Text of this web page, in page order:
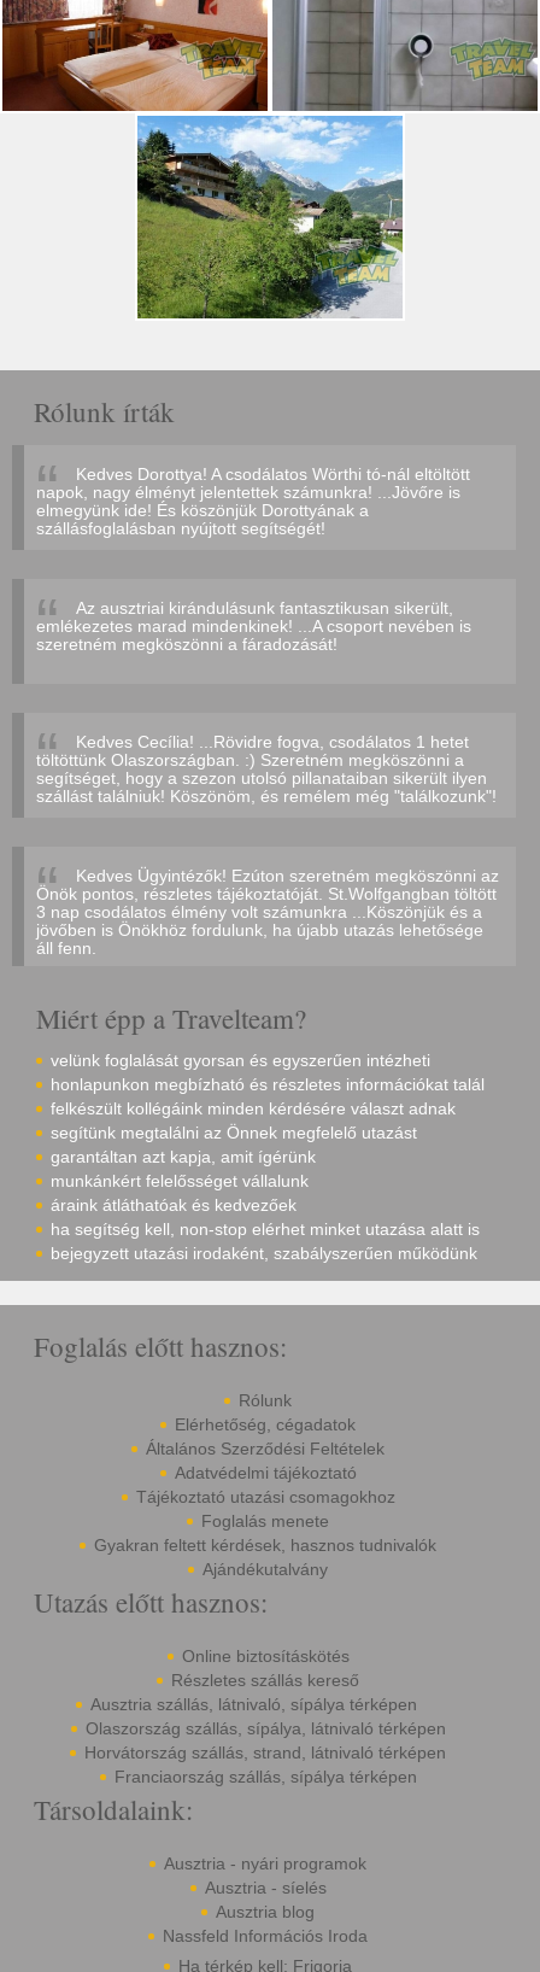
Rólunk írták
Kedves Dorottya! A csodálatos Wörthi tó-nál eltöltött
napok, nagy élményt jelentettek számunkra! ...Jövőre is
elmegyünk ide! És köszönjük Dorottyának a
szállásfoglalásban nyújtott segítségét!
Az ausztriai kirándulásunk fantasztikusan sikerült,
emlékezetes marad mindenkinek! ...A csoport nevében is
szeretném megköszönni a fáradozását!
Kedves Cecília! ...Rövidre fogva, csodálatos 1 hetet
töltöttünk Olaszországban. :) Szeretném megköszönni a
segítséget, hogy a szezon utolsó pillanataiban sikerült ilyen
szállást találniuk! Köszönöm, és remélem még "találkozunk"!
Kedves Ügyintézők! Ezúton szeretném megköszönni az
Önök pontos, részletes tájékoztatóját. St.Wolfgangban töltött
3 nap csodálatos élmény volt számunkra ...Köszönjük és a
jövőben is Önökhöz fordulunk, ha újabb utazás lehetősége
áll fenn.
Miért épp a Travelteam?
velünk foglalását gyorsan és egyszerűen intézheti
honlapunkon megbízható és részletes információkat talál
felkészült kollégáink minden kérdésére választ adnak
segítünk megtalálni az Önnek megfelelő utazást
garantáltan azt kapja, amit ígérünk
munkánkért felelősséget vállalunk
áraink átláthatóak és kedvezőek
ha segítség kell, non-stop elérhet minket utazása alatt is
bejegyzett utazási irodaként, szabályszerűen működünk
Foglalás előtt hasznos:
Rólunk
Elérhetőség, cégadatok
Általános Szerződési Feltételek
Adatvédelmi tájékoztató
Tájékoztató utazási csomagokhoz
Foglalás menete
Gyakran feltett kérdések, hasznos tudnivalók
Ajándékutalvány
Utazás előtt hasznos:
Online biztosításkötés
Részletes szállás kereső
Ausztria szállás, látnivaló, sípálya térképen
Olaszország szállás, sípálya, látnivaló térképen
Horvátország szállás, strand, látnivaló térképen
Franciaország szállás, sípálya térképen
Társoldalaink:
Ausztria - nyári programok
Ausztria - síelés
Ausztria blog
Nassfeld Információs Iroda
Ha térkép kell: Frigoria